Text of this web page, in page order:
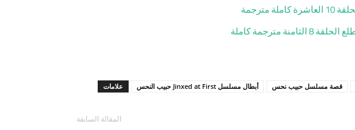
علامات أبطال مسلسل Jinxed at First حبيب النحس قصة مسلسل حبيب نحس
المقالة السابقة